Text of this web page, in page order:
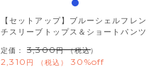
【セットアップ】ブルーシェルフレン
チスリーブトップス＆ショートパンツ
定価： 3,300 （税込）
2,310 税込 30%off